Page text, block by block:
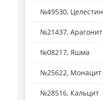
№49530, Целестин
№21437, Арагонит
№08217, Яшма
№25622, Монацит
№28516, Кальцит